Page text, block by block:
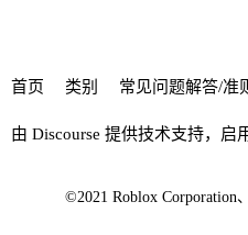
首页 类别 常见问题解答/准
由 Discourse 提供技术支持，启
©2021 Roblox Corporation